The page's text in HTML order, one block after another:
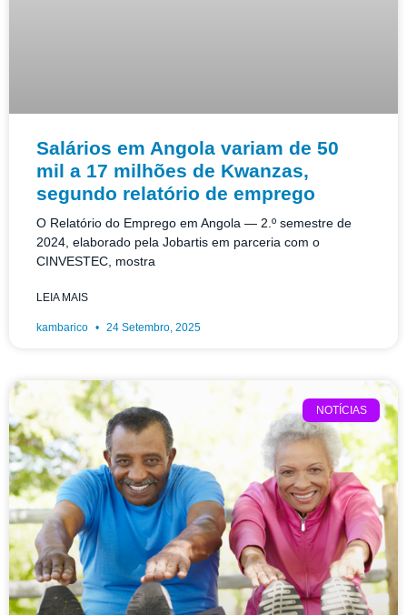
Salários em Angola variam de 50
mil a 17 milhões de Kwanzas,
segundo relatório de emprego
O Relatório do Emprego em Angola — 2.º semestre de
2024, elaborado pela Jobartis em parceria com o
CINVESTEC, mostra
LEIA MAIS
kambarico 24 Setembro, 2025
NOTÍCIAS